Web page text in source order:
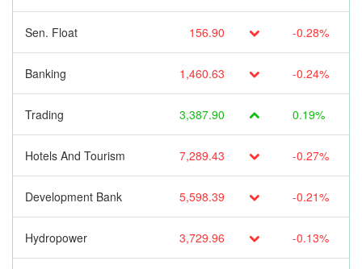
Sen. Float 156.90 -0.28%
Banking 1,460.63 -0.24%
Trading 3,387.90 0.19%
Hotels And Tourism 7,289.43 -0.27%
Development Bank 5,598.39 -0.21%
Hydropower 3,729.96 -0.13%